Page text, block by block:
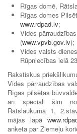
Rīgas domē,
Rīgas domes
www.rdpad.lv;
Vides
(www.vpvb.gov.lv);
Vides valsts
Rūpniecības ielā
Rakstiskus
Vides pārraudzības
Rīgas pilsētas
arī speciāli šim
Rātslaukumā 1,
mājas lapā
anketa par Ziemeļu